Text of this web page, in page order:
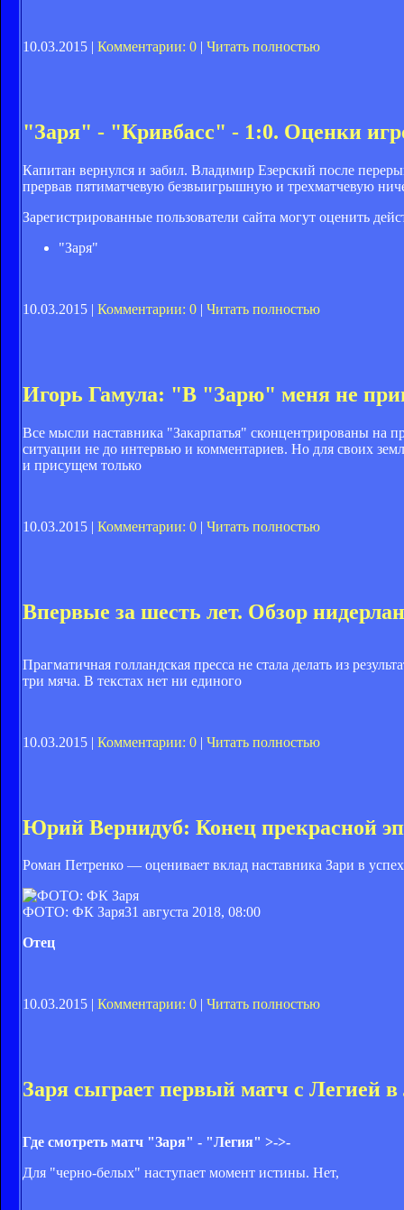
10.03.2015 | Комментарии: 0 | Читать полностью
"Заря" - "Кривбасс" - 1:0. Оценки
Капитан вернулся и забил. Владимир Езерский после
прервав пятиматчевую безвыигрышную и трехматчевую
Зарегистрированные пользователи сайта могут оценить
"Заря"
10.03.2015 | Комментарии: 0 | Читать полностью
Игорь Гамула: "В "Зарю" меня не
Все мысли наставника "Закарпатья" сконцентрированы на
ситуации не до интервью и комментариев. Но для своих
и присущем только
10.03.2015 | Комментарии: 0 | Читать полностью
Впервые за шесть лет. Обзор
Прагматичная голландская пресса не стала делать из
три мяча. В текстах нет ни единого
10.03.2015 | Комментарии: 0 | Читать полностью
Юрий Вернидуб: Конец прекрасной
Роман Петренко — оценивает вклад наставника Зари в
ФОТО: ФК Заря31 августа 2018, 08:00
Отец
10.03.2015 | Комментарии: 0 | Читать полностью
Заря сыграет первый матч с Легией
Где смотреть матч "Заря" - "Легия" >->-
Для "черно-белых" наступает момент истины. Нет,